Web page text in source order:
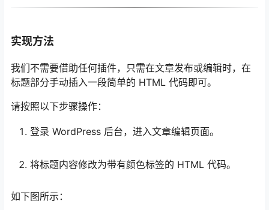
实现方法
我们不需要借助任何插件，只需在文章发布或编辑时，在
标题部分手动插入一段简单的 HTML 代码即可。
请按照以下步骤操作：
登录 WordPress 后台，进入文章编辑页面。
将标题内容修改为带有颜色标签的 HTML 代码。
如下图所示：